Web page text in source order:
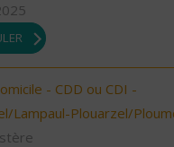
- CDD ou CDI -
Lampaul-Plouarzel/